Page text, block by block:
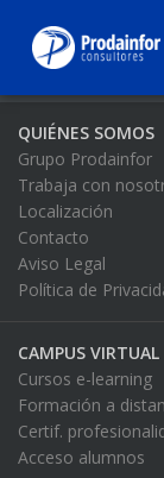
QUIÉNES SOMOS
Grupo Prodainfor
Trabaja con
Localización
Contacto
Aviso Legal
Política de
CAMPUS VIRTUAL
Cursos e-learning
Formación a
Certif.
Acceso alumnos